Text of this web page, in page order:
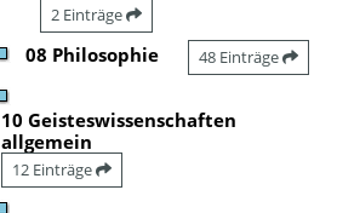
2 Einträge
08 Philosophie 48 Einträge
10 Geisteswissenschaften
allgemein
12 Einträge